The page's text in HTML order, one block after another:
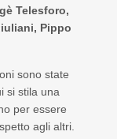
è Telesforo,
Pippo
sono state
si stila una
per essere
agli altri.